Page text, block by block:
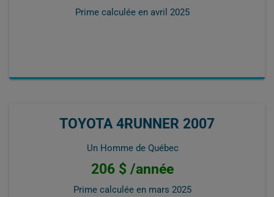
Prime calculée en avril 2025
TOYOTA 4RUNNER 2007
Un Homme de Québec
206 $ /année
Prime calculée en mars 2025